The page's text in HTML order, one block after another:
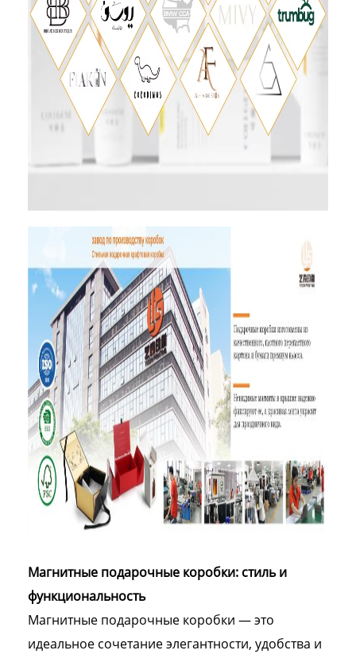
Магнитные подарочные коробки: стиль и
функциональность
Магнитные подарочные коробки — это
идеальное сочетание элегантности, удобства и